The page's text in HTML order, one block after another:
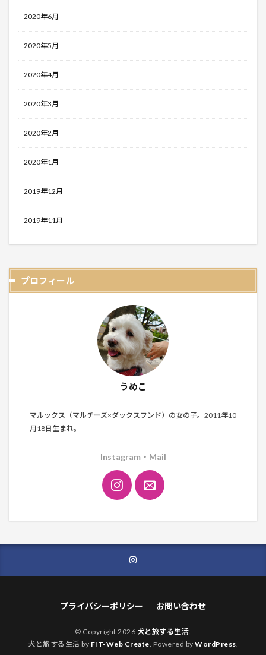
2020年6月
2020年5月
2020年4月
2020年3月
2020年2月
2020年1月
2019年12月
2019年11月
プロフィール
うめこ
マルックス（マルチーズ×ダックスフンド）の女の子。2011年10
月18日生まれ。
Instagram・Mail
プライバシーポリシー お問い合わせ
© Copyright 2026 犬と旅する生活.
犬と旅する生活 by FIT-Web Create. Powered by WordPress.